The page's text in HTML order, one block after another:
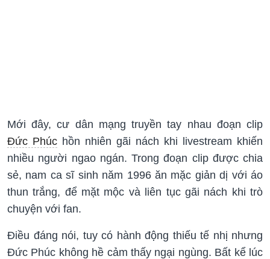
Mới đây, cư dân mạng truyền tay nhau đoạn clip
Đức Phúc hồn nhiên gãi nách khi livestream khiến
nhiều người ngao ngán. Trong đoạn clip được chia
sẻ, nam ca sĩ sinh năm 1996 ăn mặc giản dị với áo
thun trắng, để mặt mộc và liên tục gãi nách khi trò
chuyện với fan.
Điều đáng nói, tuy có hành động thiếu tế nhị nhưng
Đức Phúc không hề cảm thấy ngại ngùng. Bất kể lúc